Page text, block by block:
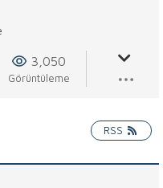
3,050
Görüntüleme
RSS